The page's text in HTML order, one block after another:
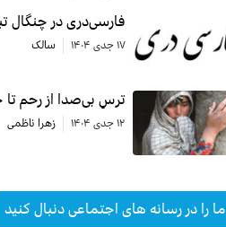
فارسی‌دری در چنگال
۱۷ جدی ۱۴۰۴ سالک
ترسِ بی‌صدا از رحم تا
۱۲ جدی ۱۴۰۴ زهرا ناظمی
ما را در رسانه های اجتماعی دنبال کنید